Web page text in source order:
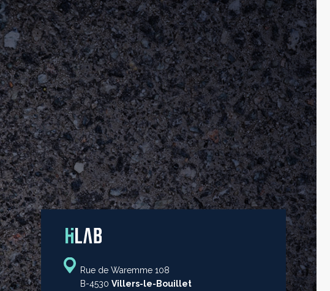
Rue de Waremme 108
B-4530 Villers-le-Bouillet